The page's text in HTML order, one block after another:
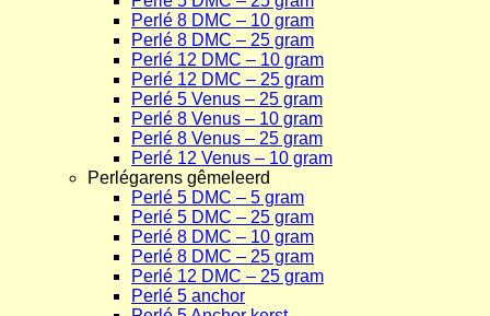
Perlé 8 DMC – 10 gram
Perlé 8 DMC – 25 gram
Perlé 12 DMC – 10 gram
Perlé 12 DMC – 25 gram
Perlé 5 Venus – 25 gram
Perlé 8 Venus – 10 gram
Perlé 8 Venus – 25 gram
Perlé 12 Venus – 10 gram
Perlégarens gêmeleerd
Perlé 5 DMC – 5 gram
Perlé 5 DMC – 25 gram
Perlé 8 DMC – 10 gram
Perlé 8 DMC – 25 gram
Perlé 12 DMC – 25 gram
Perlé 5 anchor